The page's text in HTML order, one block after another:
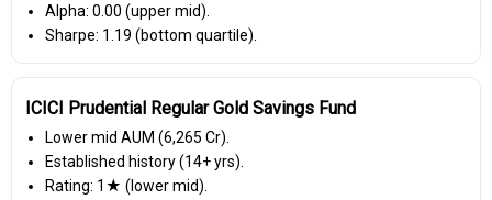
Alpha: 0.00 (upper mid).
Sharpe: 1.19 (bottom quartile).
ICICI Prudential Regular Gold Savings Fund
Lower mid AUM (₹6,265 Cr).
Established history (14+ yrs).
Rating: 1★ (lower mid).